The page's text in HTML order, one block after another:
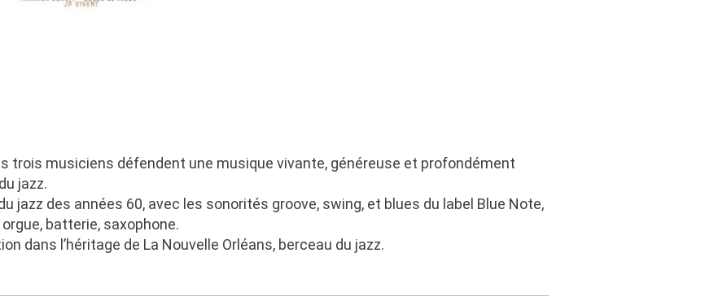
trois musiciens défendent une musique vivante, généreuse et profondément
jazz.
jazz des années 60, avec les sonorités groove, swing, et blues du label Blue Note,
batterie, saxophone.
dans l’héritage de La Nouvelle Orléans, berceau du jazz.